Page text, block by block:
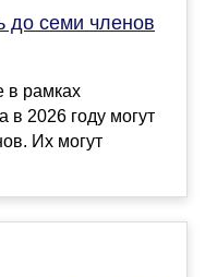
семи членов
в рамках
в 2026 году могут
Их могут